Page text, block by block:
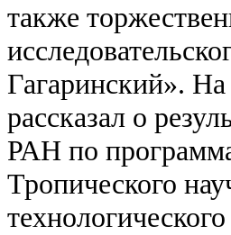
также
Гагаринский».
рассказал о
РАН по
Тропического